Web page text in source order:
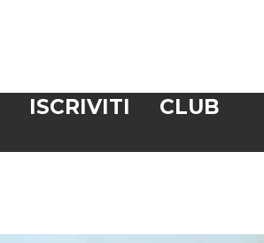
ISCRIVITI
CLUB